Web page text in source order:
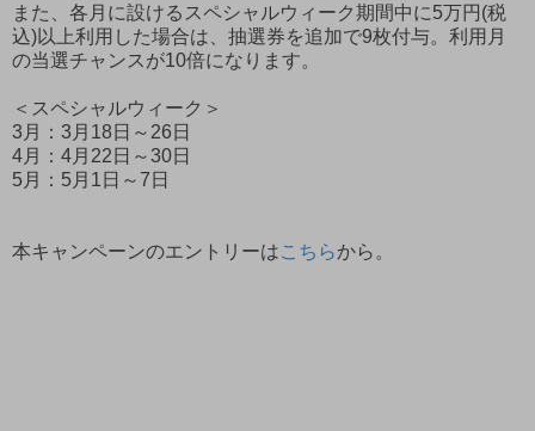
また、各月に設けるスペシャルウィーク期間中に5万円(税
込)以上利用した場合は、抽選券を追加で9枚付与。利用月
の当選チャンスが10倍になります。
＜スペシャルウィーク＞
3月：3月18日～26日
4月：4月22日～30日
5月：5月1日～7日
本キャンペーンのエントリーはこちらから。